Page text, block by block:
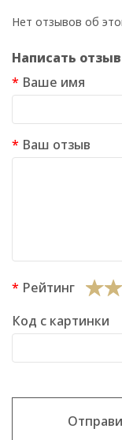
Нет отзывов об
Написать отзыв
Ваше имя
Ваш отзыв
Рейтинг
Код с картинки